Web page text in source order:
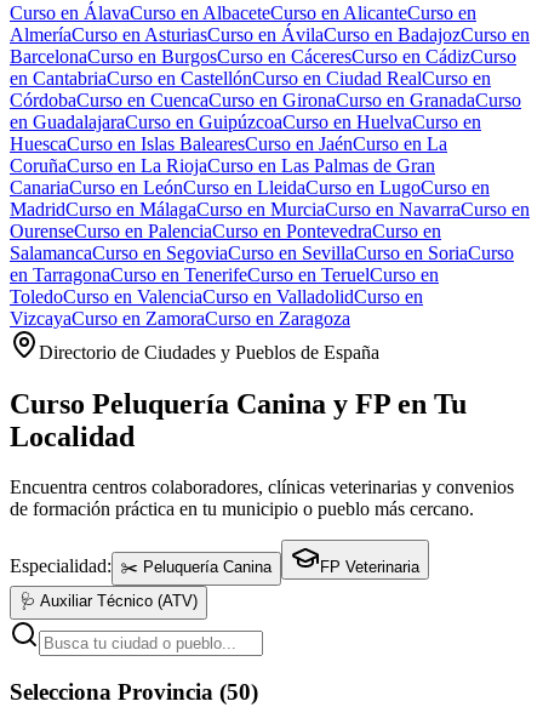
Curso en ÁlavaCurso en AlbaceteCurso en AlicanteCurso en
AlmeríaCurso en AsturiasCurso en ÁvilaCurso en BadajozCurso en
BarcelonaCurso en BurgosCurso en CáceresCurso en CádizCurso
en CantabriaCurso en CastellónCurso en Ciudad RealCurso en
CórdobaCurso en CuencaCurso en GironaCurso en GranadaCurso
en GuadalajaraCurso en GuipúzcoaCurso en HuelvaCurso en
HuescaCurso en Islas BalearesCurso en JaénCurso en La
CoruñaCurso en La RiojaCurso en Las Palmas de Gran
CanariaCurso en LeónCurso en LleidaCurso en LugoCurso en
MadridCurso en MálagaCurso en MurciaCurso en NavarraCurso en
OurenseCurso en PalenciaCurso en PontevedraCurso en
SalamancaCurso en SegoviaCurso en SevillaCurso en SoriaCurso
en TarragonaCurso en TenerifeCurso en TeruelCurso en
ToledoCurso en ValenciaCurso en ValladolidCurso en
VizcayaCurso en ZamoraCurso en Zaragoza
Directorio de Ciudades y Pueblos de España
Curso Peluquería Canina y FP en Tu
Localidad
Encuentra centros colaboradores, clínicas veterinarias y convenios
de formación práctica en tu municipio o pueblo más cercano.
Especialidad: ✂️ Peluquería Canina
FP Veterinaria
🩺 Auxiliar Técnico (ATV)
Selecciona Provincia (50)